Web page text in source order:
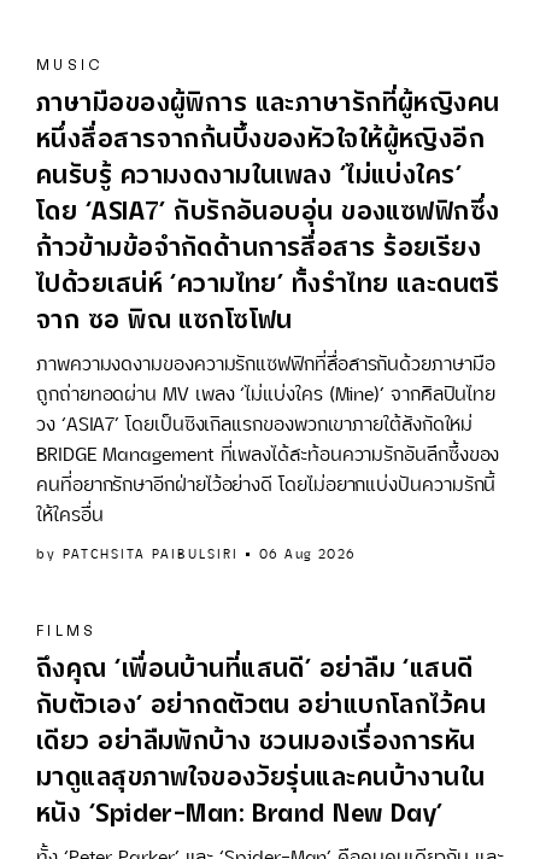
MUSIC
ภาษามือของผู้พิการ และภาษารักที่ผู้หญิงคน
หนึ่งสื่อสารจากก้นบึ้งของหัวใจให้ผู้หญิงอีก
คนรับรู้ ความงดงามในเพลง ‘ไม่แบ่งใคร’
โดย ‘ASIA7’ กับรักอันอบอุ่น ของแซฟฟิกซึ่ง
ก้าวข้ามข้อจำกัดด้านการสื่อสาร ร้อยเรียง
ไปด้วยเสน่ห์ ‘ความไทย’ ทั้งรำไทย และดนตรี
จาก ซอ พิณ แซกโซโฟน
ภาพความงดงามของความรักแซฟฟิกที่สื่อสารกันด้วยภาษามือ
ถูกถ่ายทอดผ่าน MV เพลง ‘ไม่แบ่งใคร (Mine)’ จากศิลปินไทย
วง ‘ASIA7’ โดยเป็นซิงเกิลแรกของพวกเขาภายใต้สังกัดใหม่
BRIDGE Management ที่เพลงได้สะท้อนความรักอันลึกซึ้งของ
คนที่อยากรักษาอีกฝ่ายไว้อย่างดี โดยไม่อยากแบ่งปันความรักนี้
ให้ใครอื่น
by PATCHSITA PAIBULSIRI 06 Aug 2026
FILMS
ถึงคุณ ‘เพื่อนบ้านที่แสนดี’ อย่าลืม ‘แสนดี
กับตัวเอง’ อย่ากดตัวตน อย่าแบกโลกไว้คน
เดียว อย่าลืมพักบ้าง ชวนมองเรื่องการหัน
มาดูแลสุขภาพใจของวัยรุ่นและคนบ้างานใน
หนัง ‘Spider-Man: Brand New Day’